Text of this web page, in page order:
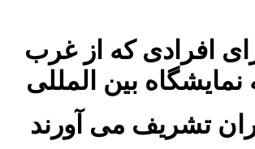
افرادی که از غرب
بین المللی
تشریف می آورند